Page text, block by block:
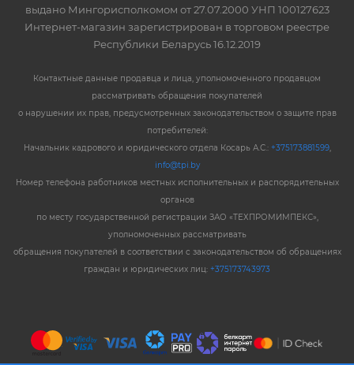
выдано Мингорисполкомом от 27.07.2000 УНП 100127623
Интернет-магазин зарегистрирован в торговом реестре
Республики Беларусь 16.12.2019
Контактные данные продавца и лица, уполномоченного продавцом
рассматривать обращения покупателей
о нарушении их прав, предусмотренных законодательством о защите прав
потребителей:
Начальник кадрового и юридического отдела Косарь А.С.: +375173881599,
info@tpi.by
Номер телефона работников местных исполнительных и распорядительных
органов
по месту государственной регистрации ЗАО «ТЕХПРОМИМПЕКС»,
уполномоченных рассматривать
обращения покупателей в соответствии с законодательством об обращениях
граждан и юридических лиц: +375173743973